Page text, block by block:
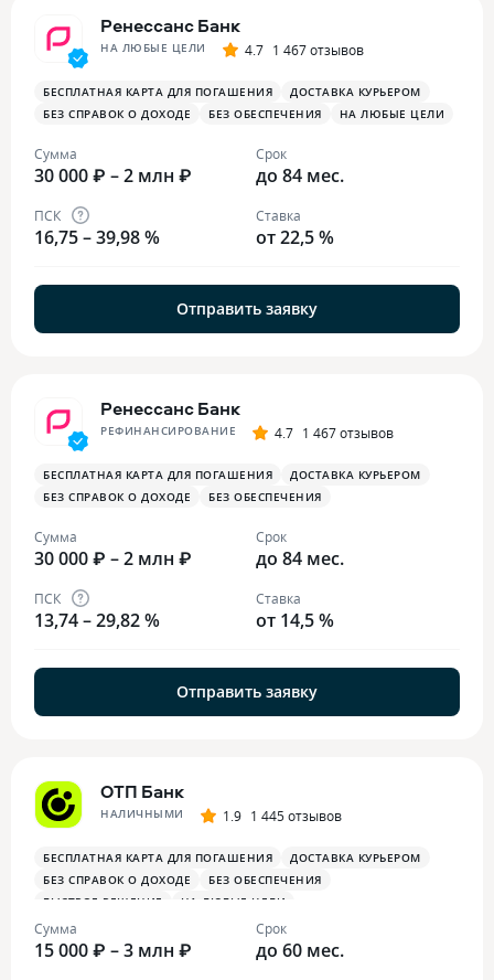
Ренессанс Банк
НА ЛЮБЫЕ ЦЕЛИ 4.7 1 467 отзывов
БЕСПЛАТНАЯ КАРТА ДЛЯ ПОГАШЕНИЯ
ДОСТАВКА КУРЬЕРОМ
БЕЗ СПРАВОК О ДОХОДЕ
БЕЗ ОБЕСПЕЧЕНИЯ НА ЛЮБЫЕ ЦЕЛИ
Сумма
30 000 ₽ – 2 млн ₽
Срок
до 84 мес.
ПСК
16,75 – 39,98 %
Ставка
от 22,5 %
Отправить заявку
Ренессанс Банк
РЕФИНАНСИРОВАНИЕ 4.7 1 467 отзывов
БЕСПЛАТНАЯ КАРТА ДЛЯ ПОГАШЕНИЯ
ДОСТАВКА КУРЬЕРОМ
БЕЗ СПРАВОК О ДОХОДЕ
БЕЗ ОБЕСПЕЧЕНИЯ
Сумма
30 000 ₽ – 2 млн ₽
Срок
до 84 мес.
ПСК
13,74 – 29,82 %
Ставка
от 14,5 %
Отправить заявку
ОТП Банк
НАЛИЧНЫМИ 1.9 1 445 отзывов
БЕСПЛАТНАЯ КАРТА ДЛЯ ПОГАШЕНИЯ
ДОСТАВКА КУРЬЕРОМ
БЕЗ СПРАВОК О ДОХОДЕ
БЕЗ ОБЕСПЕЧЕНИЯ
БЫСТРОЕ РЕШЕНИЕ
НА ЛЮБЫЕ ЦЕЛИ
Сумма
15 000 ₽ – 3 млн ₽
Срок
до 60 мес.